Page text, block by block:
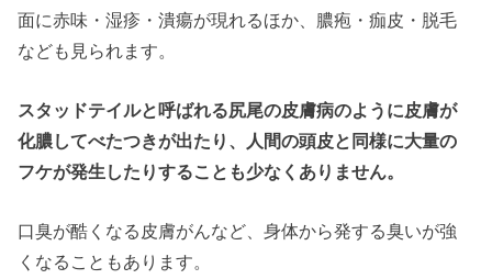
面に赤味・湿疹・潰瘍が現れるほか、膿疱・痂皮・脱毛
なども見られます。
スタッドテイルと呼ばれる尻尾の皮膚病のように皮膚が
化膿してべたつきが出たり、人間の頭皮と同様に大量の
フケが発生したりすることも少なくありません。
口臭が酷くなる皮膚がんなど、身体から発する臭いが強
くなることもあります。